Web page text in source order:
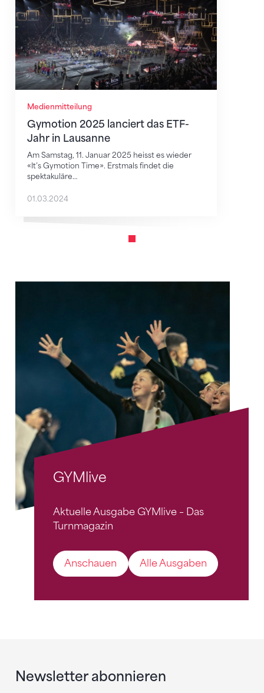
Medienmitteilung
Gymotion 2025 lanciert das ETF-
Jahr in Lausanne
Am Samstag, 11. Januar 2025 heisst es wieder
«It’s Gymotion Time». Erstmals findet die
spektakuläre…
01.03.2024
GYMlive
Aktuelle Ausgabe GYMlive – Das
Turnmagazin
Anschauen Alle Ausgaben
Newsletter abonnieren